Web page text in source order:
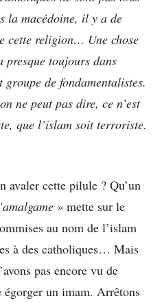
la macédoine, il y a de
cette religion… Une chose
toujours dans
de fondamentalistes.
ne peut pas dire, ce n’est
que l’islam soit terroriste.
avaler cette pilule ? Qu’un
» mette sur le
au nom de l’islam
à des catholiques… Mais
pas encore vu de
un imam. Arrêtons